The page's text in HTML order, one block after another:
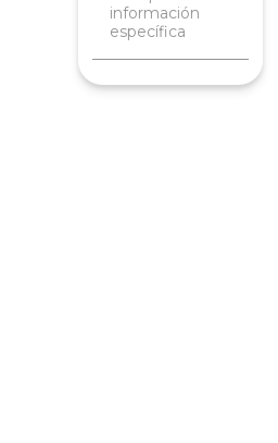
información
específica